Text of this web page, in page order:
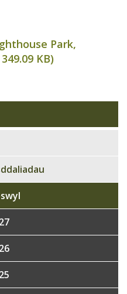
Park,
349.09 KB)